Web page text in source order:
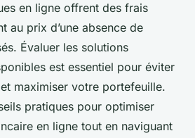
en ligne offrent des frais
au prix d’une absence de
Évaluer les solutions
est essentiel pour éviter
maximiser votre portefeuille.
pratiques pour optimiser
en ligne tout en naviguant